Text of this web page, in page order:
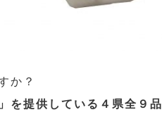
か？
を提供している４県全９品